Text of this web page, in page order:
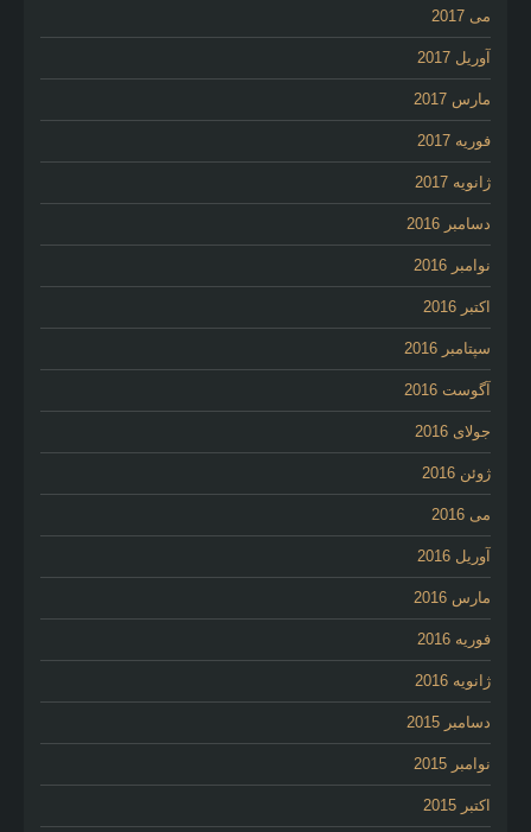
می 2017
آوریل 2017
مارس 2017
فوریه 2017
ژانویه 2017
دسامبر 2016
نوامبر 2016
اکتبر 2016
سپتامبر 2016
آگوست 2016
جولای 2016
ژوئن 2016
می 2016
آوریل 2016
مارس 2016
فوریه 2016
ژانویه 2016
دسامبر 2015
نوامبر 2015
اکتبر 2015